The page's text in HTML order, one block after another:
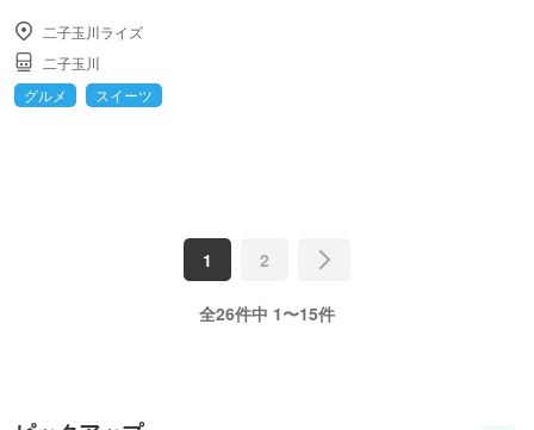
二子玉川ライズ
二子玉川
グルメ
スイーツ
1 2
全26件中 1〜15件